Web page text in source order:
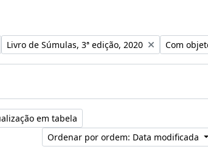
Remover filtro:
Livro de Súmulas, 3ª edição, 2020 Remover
Com
em tabela
Ordenar por ordem: Data modificada